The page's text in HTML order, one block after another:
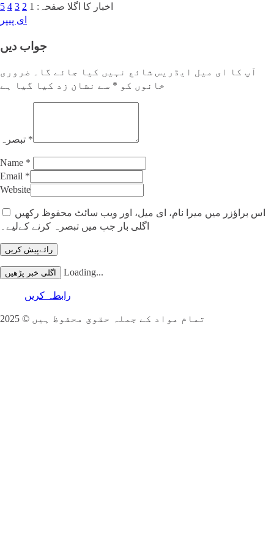
اخبار کا اگلا صفحہ: 1
2
3
4
5
ای پیپر
جواب دیں
آپ کا ای میل ایڈریس شائع نہیں کیا جائے گا۔
ضروری
خانوں کو * سے نشان زد کیا گیا ہے
تبصرہ *
Name *
Email *
Website
اس براؤزر میں میرا نام، ای میل، اور ویب سائٹ محفوظ رکھیں
اگلی بار جب میں تبصرہ کرنے کےلیے۔
اگلی خبر پڑھیں Loading...
رابطہ کریں
تمام مواد کے جملہ حقوق محفوظ ہیں © 2025